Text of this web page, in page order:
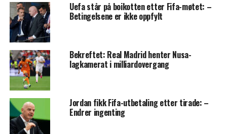
Uefa står på boikotten etter Fifa-møtet: –
Betingelsene er ikke oppfylt
Bekreftet: Real Madrid henter Nusa-
lagkamerat i milliardovergang
Jordan fikk Fifa-utbetaling etter tirade: –
Endrer ingenting